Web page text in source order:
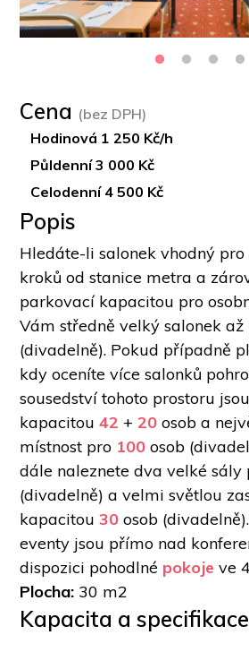
Cena (bez DPH)
Hodinová 1 250 Kč/h
Půldenní 3 000 Kč
Celodenní 4 500 Kč
Popis
Hledáte-li salonek vhodný
kroků od stanice metra a
parkovací kapacitou pro
Vám středně velký salonek
(divadelně). Pokud případně
kdy oceníte více salonků
sousedství tohoto prostoru
kapacitou 42 + 20 osob a
místnost pro 100 osob
dále naleznete dva velké sály
(divadelně) a velmi světlou
kapacitou 30 osob
eventy jsou přímo nad
dispozici pohodlné pokoje ve
Plocha: 30 m2
Kapacita a specifikace